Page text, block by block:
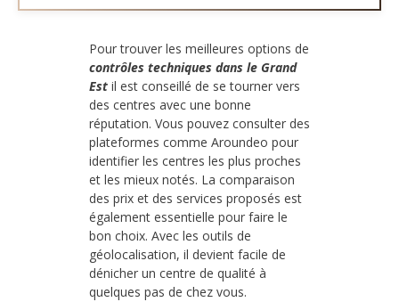
Pour trouver les meilleures options de
contrôles techniques dans le Grand
Est il est conseillé de se tourner vers
des centres avec une bonne
réputation. Vous pouvez consulter des
plateformes comme Aroundeo pour
identifier les centres les plus proches
et les mieux notés. La comparaison
des prix et des services proposés est
également essentielle pour faire le
bon choix. Avec les outils de
géolocalisation, il devient facile de
dénicher un centre de qualité à
quelques pas de chez vous.